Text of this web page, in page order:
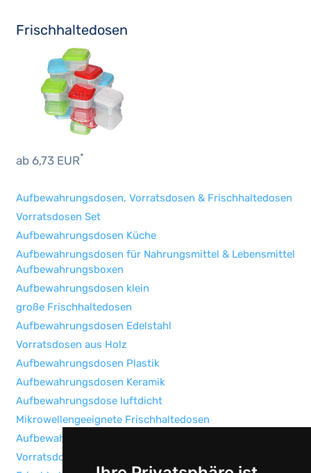
Frischhaltedosen
ab 6,73 EUR*
Aufbewahrungsdosen, Vorratsdosen & Frischhaltedosen
Vorratsdosen Set
Aufbewahrungsdosen Küche
Aufbewahrungsdosen für Nahrungsmittel & Lebensmittel
Aufbewahrungsboxen
Aufbewahrungsdosen klein
große Frischhaltedosen
Aufbewahrungsdosen Edelstahl
Vorratsdosen aus Holz
Aufbewahrungsdosen Plastik
Aufbewahrungsdosen Keramik
Aufbewahrungsdose luftdicht
Mikrowellengeeignete Frischhaltedosen
Aufbewahrungsdosen mit Deckel
Vorratsdosen Schwarz